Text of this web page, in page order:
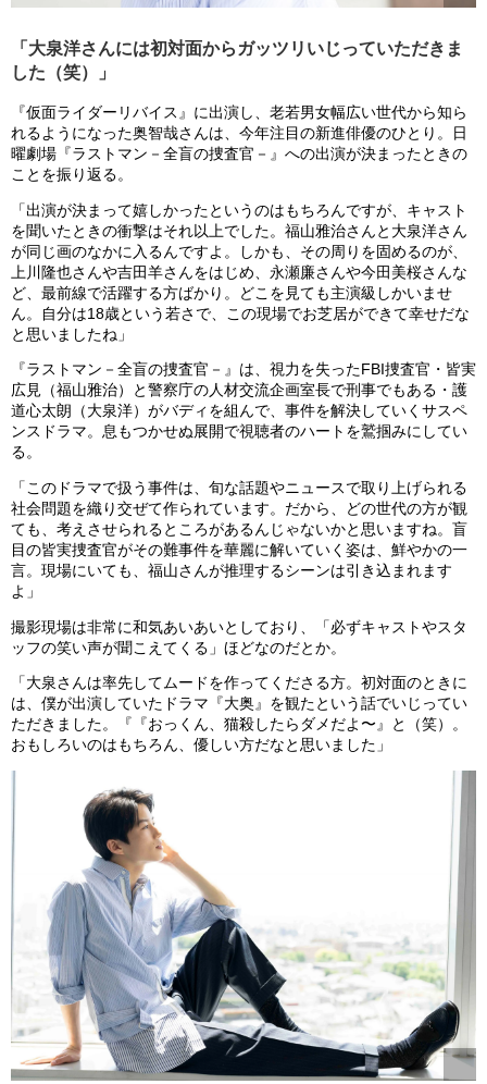
「大泉洋さんには初対面からガッツリいじっていただきま
した（笑）」
『仮面ライダーリバイス』に出演し、老若男女幅広い世代から知ら
れるようになった奥智哉さんは、今年注目の新進俳優のひとり。日
曜劇場『ラストマン－全盲の捜査官－』への出演が決まったときの
ことを振り返る。
「出演が決まって嬉しかったというのはもちろんですが、キャスト
を聞いたときの衝撃はそれ以上でした。福山雅治さんと大泉洋さん
が同じ画のなかに入るんですよ。しかも、その周りを固めるのが、
上川隆也さんや吉田羊さんをはじめ、永瀬廉さんや今田美桜さんな
ど、最前線で活躍する方ばかり。どこを見ても主演級しかいませ
ん。自分は18歳という若さで、この現場でお芝居ができて幸せだな
と思いましたね」
『ラストマン－全盲の捜査官－』は、視力を失ったFBI捜査官・皆実
広見（福山雅治）と警察庁の人材交流企画室長で刑事でもある・護
道心太朗（大泉洋）がバディを組んで、事件を解決していくサスペ
ンスドラマ。息もつかせぬ展開で視聴者のハートを鷲掴みにしてい
る。
「このドラマで扱う事件は、旬な話題やニュースで取り上げられる
社会問題を織り交ぜて作られています。だから、どの世代の方が観
ても、考えさせられるところがあるんじゃないかと思いますね。盲
目の皆実捜査官がその難事件を華麗に解いていく姿は、鮮やかの一
言。現場にいても、福山さんが推理するシーンは引き込まれます
よ」
撮影現場は非常に和気あいあいとしており、「必ずキャストやスタ
ッフの笑い声が聞こえてくる」ほどなのだとか。
「大泉さんは率先してムードを作ってくださる方。初対面のときに
は、僕が出演していたドラマ『大奥』を観たという話でいじってい
ただきました。『『おっくん、猫殺したらダメだよ〜』と（笑）。
おもしろいのはもちろん、優しい方だなと思いました」